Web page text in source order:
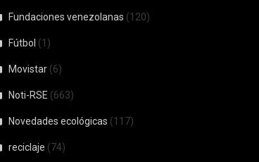
Fundaciones venezolanas (120)
Fútbol (1)
Movistar (6)
Noti-RSE (663)
Novedades ecológicas (117)
reciclaje (74)